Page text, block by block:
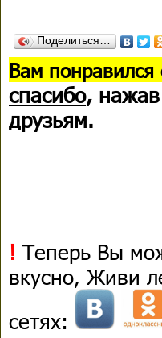
Поделиться…
Вам
спасибо, нажав
друзьям.
! Теперь Вы
вкусно, Живи
сетях: